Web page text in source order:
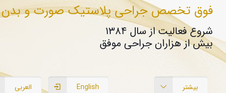
فوق تخصص جراحی پلاستیک صورت و بدن
شروع فعالیت از سال ۱۳۸۴
بیش از هزاران جراحی موفق
بیشتر English العربی